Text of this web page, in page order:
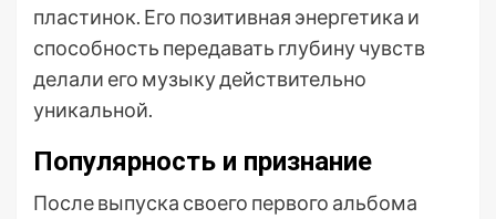
пластинок. Его позитивная энергетика и
способность передавать глубину чувств
делали его музыку действительно
уникальной.
Популярность и признание
После выпуска своего первого альбома